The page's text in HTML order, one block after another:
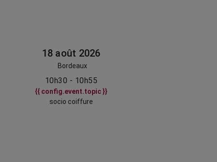
18 août 2026
Bordeaux
10h30 - 10h55
{{ config.event.topic }}
socio coiffure